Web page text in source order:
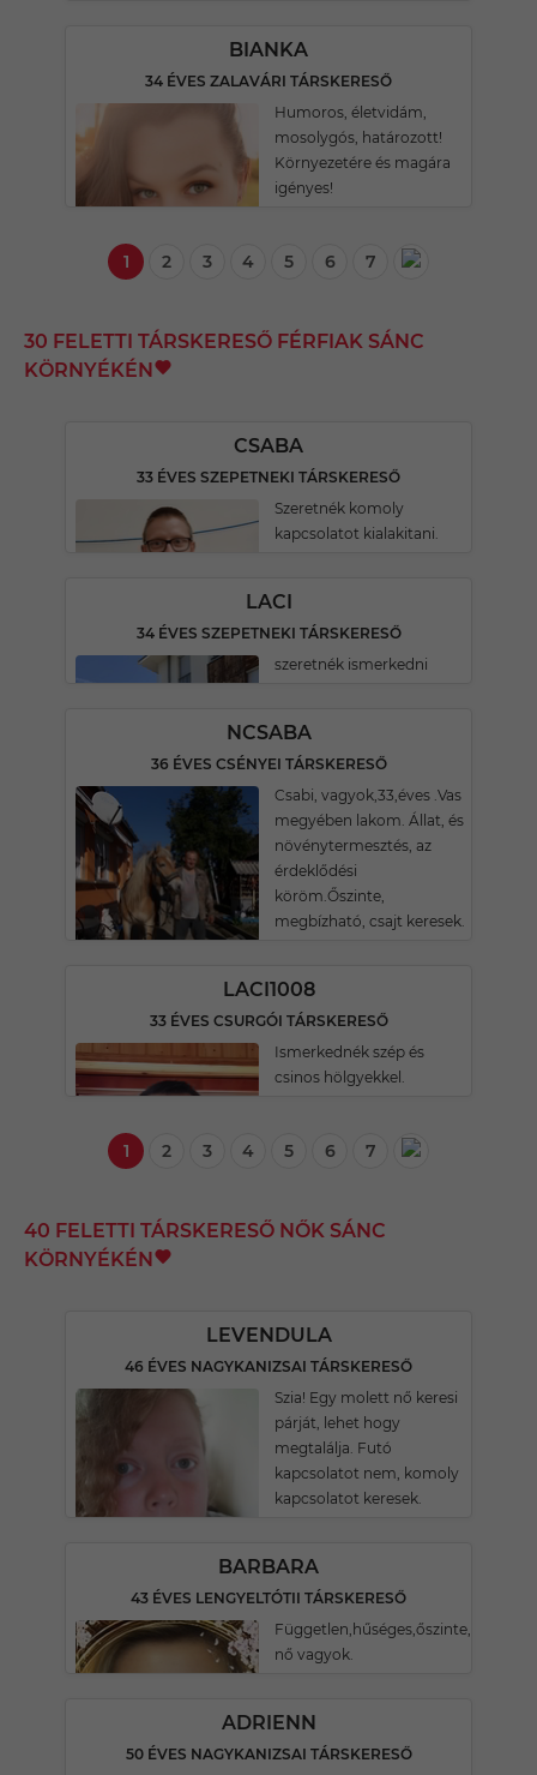
BIANKA
34 ÉVES ZALAVÁRI TÁRSKERESŐ
Humoros, életvidám,
mosolygós, határozott!
Környezetére és magára
igényes!
1 2 3 4 5 6 7
30 FELETTI TÁRSKERESŐ FÉRFIAK SÁNC
KÖRNYÉKÉN
CSABA
33 ÉVES SZEPETNEKI TÁRSKERESŐ
Szeretnék komoly
kapcsolatot kialakitani.
LACI
34 ÉVES SZEPETNEKI TÁRSKERESŐ
szeretnék ismerkedni
NCSABA
36 ÉVES CSÉNYEI TÁRSKERESŐ
Csabi, vagyok,33,éves .Vas
megyében lakom. Állat, és
növénytermesztés, az
érdeklődési
köröm.Őszinte,
megbízható, csajt keresek.
LACI1008
33 ÉVES CSURGÓI TÁRSKERESŐ
Ismerkednék szép és
csinos hölgyekkel.
1 2 3 4 5 6 7
40 FELETTI TÁRSKERESŐ NŐK SÁNC
KÖRNYÉKÉN
LEVENDULA
46 ÉVES NAGYKANIZSAI TÁRSKERESŐ
Szia! Egy molett nő keresi
párját, lehet hogy
megtalálja. Futó
kapcsolatot nem, komoly
kapcsolatot keresek.
BARBARA
43 ÉVES LENGYELTÓTII TÁRSKERESŐ
nő vagyok.
ADRIENN
50 ÉVES NAGYKANIZSAI TÁRSKERESŐ